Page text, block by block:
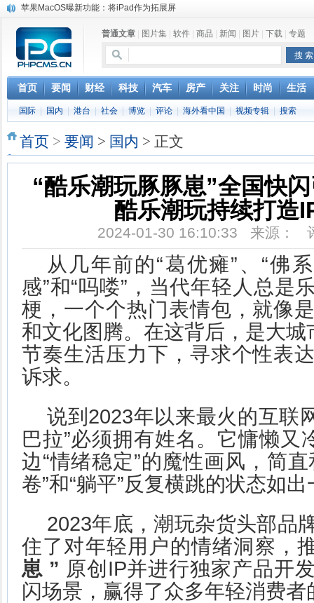
DS四款新能源车型上海车展亚洲首秀
小米高管：虽然高通与苹果和解，但5G iPhone最快明年下半年发布
iOS 13加入黑暗模式 多功能加持6月份见
巴黎圣母院大火肆虐，人类文明的一场浩劫
奔驰维权女车主捅出了一个最大的瓜
普通文章 图片集 软件 商品 新闻 图片 下载 专题
首页 要闻 财经 科技 汽车 房产 关注 时尚 生活
国际 国内 港台 社会 博览 评论 海外看中国 视频专辑 搜索
首页 > 要闻 > 国内 > 正文
“酷乐潮玩豚豚崽”全国快
酷乐潮玩持续打造
2024-01-30 16:10:33 来源：
从几年前的“葛优瘫”、“佛
感”和“吗喽”，当代年轻人总是
梗，一个个热门表情包，就像
和文化图腾。在这背后，是大城
节奏生活压力下，寻求个性表
诉求。
说到2023年以来最火的互联
巴拉”必须拥有姓名。它慵懒又
边“情绪稳定”的魔性画风，简
卷”和“躺平”反复横跳的状态如
2023年底，潮玩杂货头部品
住了对年轻用户的情绪洞察，
崽 ” 原创IP并进行独家产品开
闪场景，赢得了众多年轻消费者